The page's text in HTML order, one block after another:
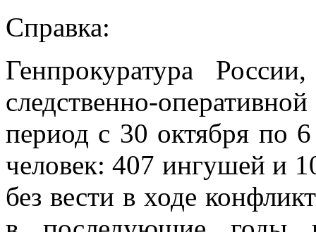
Справка:
Генпрокуратура
следственно-
период с 30 октября по
человек: 407 ингушей и
без вести в ходе